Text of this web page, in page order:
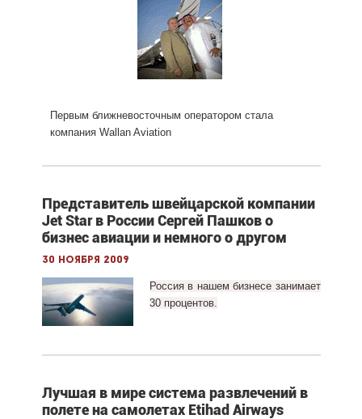
Первым ближневосточным оператором стала
компания Wallan Aviation
Представитель швейцарской компании
Jet Star в России Сергей Пашков о
бизнес авиации и немного о другом
30 ноября 2009
Россия в нашем бизнесе занимает
30 процентов.
Лучшая в мире система развлечений в
полете на самолетах Etihad Airways